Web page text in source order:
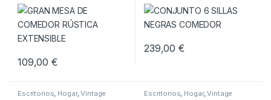
109,00€
239,00€
Escritorios, Hogar,Vintage Escritorios, Hogar,Vintage